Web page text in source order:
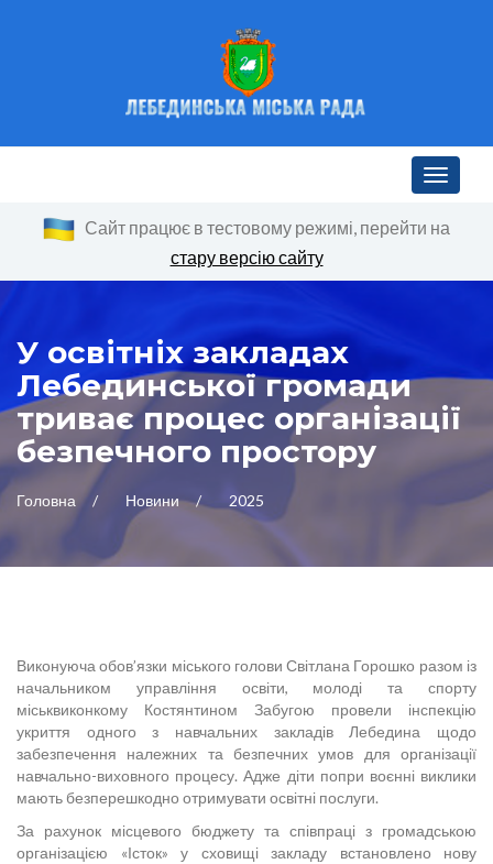
Toggle
Сайт працює в тестовому режимі, перейти на
стару версію сайту
У освітніх закладах
Лебединської громади
триває процес організації
безпечного простору
Головна Новини 2025
Виконуюча обов’язки міського голови Світлана Горошко разом із
начальником управління освіти, молоді та спорту
міськвиконкому Костянтином Забугою провели інспекцію
укриття одного з навчальних закладів Лебедина щодо
забезпечення належних та безпечних умов для організації
навчально-виховного процесу. Адже діти попри воєнні виклики
мають безперешкодно отримувати освітні послуги.
За рахунок місцевого бюджету та співпраці з громадською
організацією «Істок» у сховищі закладу встановлено нову